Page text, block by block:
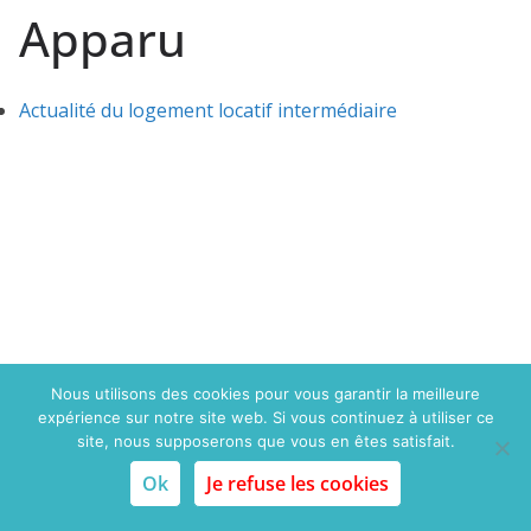
Apparu
Actualité du logement locatif intermédiaire
Copyright © 2015 Politique du logement.com. Tous droits
réservés
Mentions légales
Nous utilisons des cookies pour vous garantir la meilleure
expérience sur notre site web. Si vous continuez à utiliser ce
site, nous supposerons que vous en êtes satisfait.
Ok Je refuse les cookies